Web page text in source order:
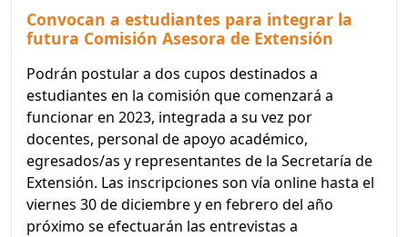
Convocan a estudiantes para integrar la
futura Comisión Asesora de Extensión
Podrán postular a dos cupos destinados a
estudiantes en la comisión que comenzará a
funcionar en 2023, integrada a su vez por
docentes, personal de apoyo académico,
egresados/as y representantes de la Secretaría de
Extensión. Las inscripciones son vía online hasta el
viernes 30 de diciembre y en febrero del año
próximo se efectuarán las entrevistas a